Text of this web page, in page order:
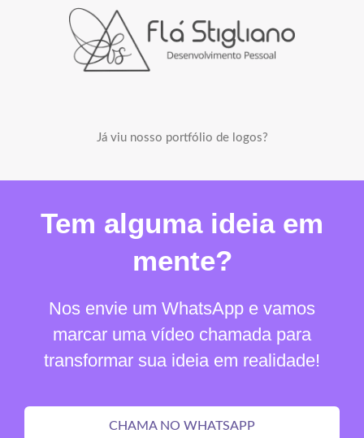
Já viu nosso portfólio de logos?
Tem alguma ideia em
mente?
Nos envie um WhatsApp e vamos
marcar uma vídeo chamada para
transformar sua ideia em realidade!
CHAMA NO WHATSAPP